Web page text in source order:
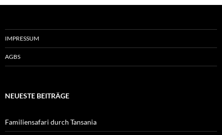
IMPRESSUM
AGBS
NEUESTE BEITRÄGE
Familiensafari durch Tansania